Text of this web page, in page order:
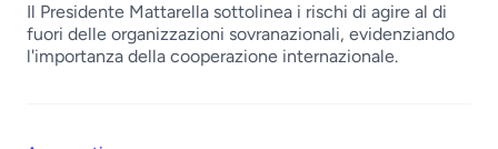
Il Presidente Mattarella sottolinea i rischi di agire al di
fuori delle organizzazioni sovranazionali, evidenziando
l'importanza della cooperazione internazionale.